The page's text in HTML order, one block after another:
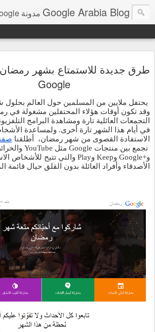
Google Arabia Blog مدونة Google الرسمية في الشرق الأوسط و شمال أفريقيا‎
طرق جديدة للاستمتاع بشهر
Google
الاستفادة القصوى من شهر رمضان،  أطلقنا
الأصدقاء وأفراد العائلة بدون القلق حيال قائمة